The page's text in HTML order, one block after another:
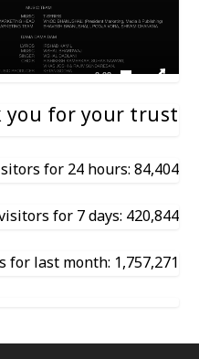
you for your trust
for 24 hours: 84,404
for 7 days: 420,844
last month: 1,757,271